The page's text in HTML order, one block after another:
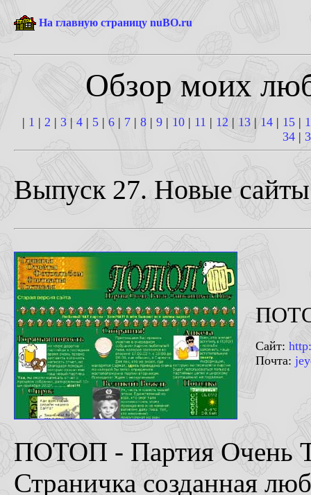
На главную страницу nuBO.ru
Обзор моих
| 1 | 2 | 3 | 4 | 5 | 6 | 7 | 8 | 9 | 10 | 11 | 12 | 13 |14 | 15 |
34|
Выпуск 27. Новые сайты
Сайт:
Почта:
ПОТОП - Партия Очень
Страничка созданная